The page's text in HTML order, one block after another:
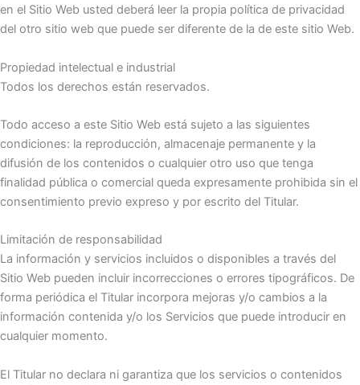
en el Sitio Web usted deberá leer la propia política de privacidad
del otro sitio web que puede ser diferente de la de este sitio Web.
Propiedad intelectual e industrial
Todos los derechos están reservados.
Todo acceso a este Sitio Web está sujeto a las siguientes
condiciones: la reproducción, almacenaje permanente y la
difusión de los contenidos o cualquier otro uso que tenga
finalidad pública o comercial queda expresamente prohibida sin el
consentimiento previo expreso y por escrito del Titular.
Limitación de responsabilidad
La información y servicios incluidos o disponibles a través del
Sitio Web pueden incluir incorrecciones o errores tipográficos. De
forma periódica el Titular incorpora mejoras y/o cambios a la
información contenida y/o los Servicios que puede introducir en
cualquier momento.
El Titular no declara ni garantiza que los servicios o contenidos